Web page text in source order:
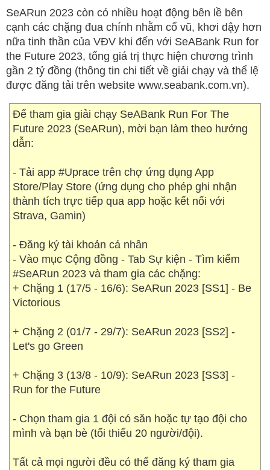
SeARun 2023 còn có nhiều hoạt động bên lề bên
cạnh các chặng đua chính nhằm cổ vũ, khơi dậy hơn
nữa tinh thần của VĐV khi đến với SeABank Run for
the Future 2023, tổng giá trị thực hiện chương trình
gần 2 tỷ đồng (thông tin chi tiết về giải chạy và thể lệ
được đăng tải trên website www.seabank.com.vn).
Để tham gia giải chạy SeABank Run For The
Future 2023 (SeARun), mời bạn làm theo hướng
dẫn:
- Tải app #Uprace trên chợ ứng dụng App
Store/Play Store (ứng dụng cho phép ghi nhận
thành tích trực tiếp qua app hoặc kết nối với
Strava, Gamin)
- Đăng ký tài khoản cá nhân
- Vào mục Cộng đồng - Tab Sự kiện - Tìm kiếm
#SeARun 2023 và tham gia các chặng:
+ Chặng 1 (17/5 - 16/6): SeARun 2023 [SS1] - Be
Victorious
+ Chặng 2 (01/7 - 29/7): SeARun 2023 [SS2] -
Let's go Green
+ Chặng 3 (13/8 - 10/9): SeARun 2023 [SS3] -
Run for the Future
- Chọn tham gia 1 đội có săn hoặc tự tạo đội cho
mình và bạn bè (tối thiểu 20 người/đội).
Tất cả mọi người đều có thể đăng ký tham gia